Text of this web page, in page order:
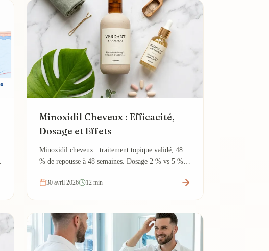
Minoxidil Cheveux : Efficacité,
Dosage et Effets
Minoxidil cheveux : traitement topique validé, 48
% de repousse à 48 semaines. Dosage 2 % vs 5 %,
30 avril 2026 12 min